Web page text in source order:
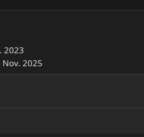
2023
Nov. 2025